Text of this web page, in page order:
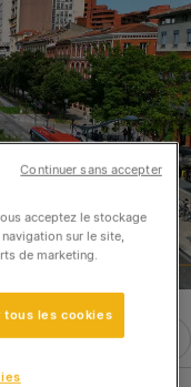
acceptez le stockage
sur le site,
de marketing.
tous les cookies
Continuer sans accepter